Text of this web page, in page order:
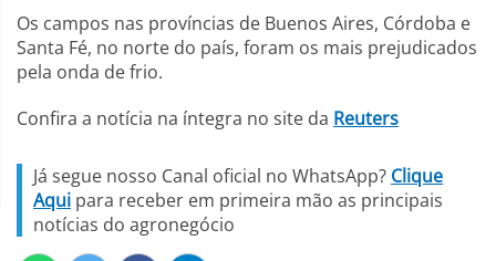
Os campos nas províncias de Buenos Aires, Córdoba e
Santa Fé, no norte do país, foram os mais prejudicados
pela onda de frio.
Confira a notícia na íntegra no site da Reuters
Já segue nosso Canal oficial no WhatsApp? Clique
Aqui para receber em primeira mão as principais
notícias do agronegócio